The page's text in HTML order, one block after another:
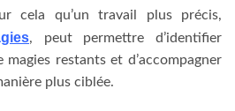
cela qu’un travail plus précis,
, peut permettre d’identifier
restants et d’accompagner
plus ciblée.